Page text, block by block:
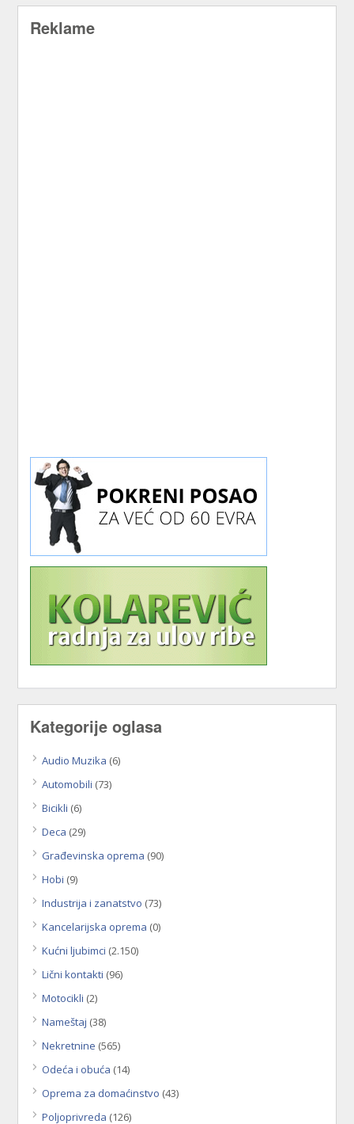
Reklame
Kategorije oglasa
Audio Muzika (6)
Automobili (73)
Bicikli (6)
Deca (29)
Građevinska oprema (90)
Hobi (9)
Industrija i zanatstvo (73)
Kancelarijska oprema (0)
Kućni ljubimci (2.150)
Lični kontakti (96)
Motocikli (2)
Nameštaj (38)
Nekretnine (565)
Odeća i obuća (14)
Oprema za domaćinstvo (43)
Poljoprivreda (126)